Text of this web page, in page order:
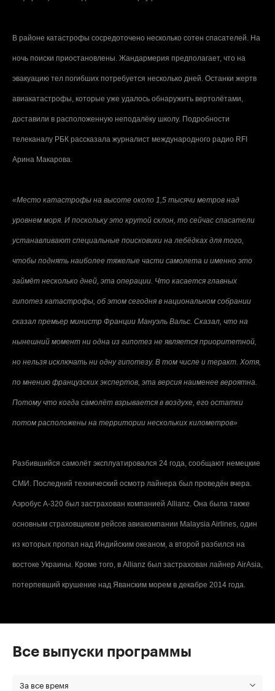
В районе катастрофы сосредоточено несколько сотен спасателей. На
ночь поиски приостановлены. Жандармерия предполагает, что на
эвакуацию тел погибших потребуется несколько дней. Останки жертв
авиакатастрофы, которые уже удалось обнаружить вертолётами,
доставили в расположенную неподалёку школу. Подробности
телеканалу РБК рассказала журналист международного радио RFI
Арина Макарова.
«Место катастрофы на высоте около 1,5 тысячи метров над
уровнем моря. И поскольку это крутой склон, то сейчас спасатели
устанавливают специальные поисковики на лебёдках для того,
чтобы поднять наиболее тяжелые части самолета и именно это
займёт несколько дней, эта операции. Что касается главных
гипотез катастрофы, об этом сегодня в национальном собрании
сказал премьер министр Франции Мануэль Вальс. Сказал, что на
нынешний момент ни одна из гипотез не является приоритетной,
но нельзя исключать ни одну гипотезу. В том числе и теракт. Хотя,
по мнению французских экспертов, эта версия наименее вероятна.
Потому что когда самолёт взрывается в воздухе, его остатки
потом расположены на территории нескольких километров»
Разбившийся самолёт эксплуатировался 24 года, сообщают немецкие
СМИ. Последний технический осмотр лайнера был проведён вчера.
Аэробус А-320 был застрахован компанией Allianz. Она была также
основным страховщиком рейсов авиакомпании Malaysia Airlines, один
из которых пропал над Индийским океаном, а второй разбился на
востоке Украины. Кроме того, в Allianz был застрахован лайнер AirAsia,
потерпевший крушение над Яванским морем в декабре 2014 года.
Все выпуски программы
За все время